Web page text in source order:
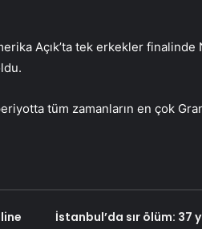
Açık’ta tek erkekler finalinde
tüm zamanların en çok
İstanbul’da sır ölüm: 37